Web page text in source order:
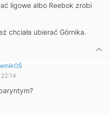
ligowe albo Reebok zrobi
chciała ubierać Górnika.